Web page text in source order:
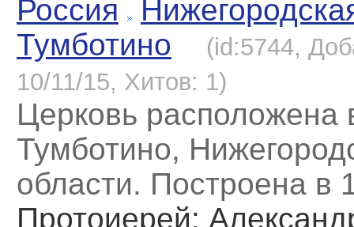
Россия
Тумботино
(id:5744,
10/11/15, Хитов: 1)
Церковь расположена
Тумботино,
области. Построена в
Протоиерей: